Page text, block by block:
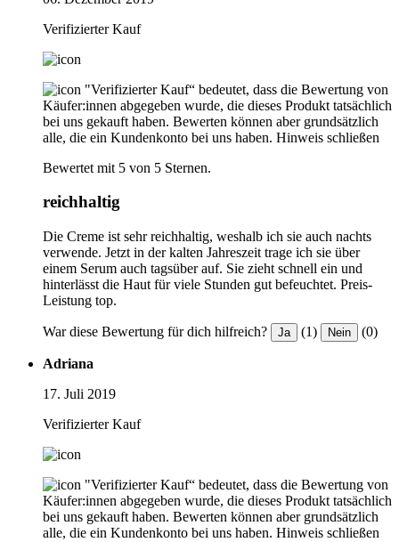
Verifizierter Kauf
"Verifizierter Kauf“ bedeutet, dass die Bewertung von
Käufer:innen abgegeben wurde, die dieses Produkt tatsächlich
bei uns gekauft haben. Bewerten können aber grundsätzlich
alle, die ein Kundenkonto bei uns haben. Hinweis schließen
Bewertet mit 5 von 5 Sternen.
reichhaltig
Die Creme ist sehr reichhaltig, weshalb ich sie auch nachts
verwende. Jetzt in der kalten Jahreszeit trage ich sie über
einem Serum auch tagsüber auf. Sie zieht schnell ein und
hinterlässt die Haut für viele Stunden gut befeuchtet. Preis-
Leistung top.
War diese Bewertung für dich hilfreich? Ja (1) Nein (0)
Adriana
17. Juli 2019
Verifizierter Kauf
"Verifizierter Kauf“ bedeutet, dass die Bewertung von
Käufer:innen abgegeben wurde, die dieses Produkt tatsächlich
bei uns gekauft haben. Bewerten können aber grundsätzlich
alle, die ein Kundenkonto bei uns haben. Hinweis schließen